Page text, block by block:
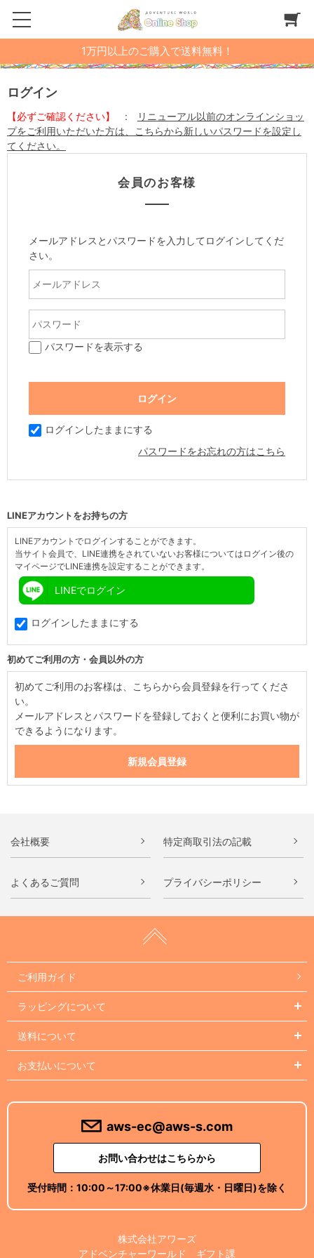
1万円以上のご購入で送料無料！
ログイン
【必ずご確認ください】 :
リニューアル以前のオンラインショッ
プをご利用いただいた方は、こちらから新しいパスワードを設定し
てください。
会員のお客様
メールアドレスとパスワードを入力してログインしてくだ
さい。
パスワードを表示する
ログインしたままにする
パスワードをお忘れの方はこちら
LINEアカウントをお持ちの方
LINEアカウントでログインすることができます。
当サイト会員で、LINE連携をされていないお客様についてはログイン後の
マイページでLINE連携を設定することができます。
LINEでログイン
ログインしたままにする
初めてご利用の方・会員以外の方
初めてご利用のお客様は、こちらから会員登録を行ってくださ
い。
メールアドレスとパスワードを登録しておくと便利にお買い物が
できるようになります。
会社概要 特定商取引法の記載
よくあるご質問 プライバシーポリシー
ご利用ガイド
ラッピングについて
送料について
お支払いについて
aws-ec@aws-s.com
お問い合わせはこちらから
受付時間： 10:00～17:00※休業日(毎週水・日曜日)を除く
株式会社アワーズ
アドベンチャーワールド ギフト課